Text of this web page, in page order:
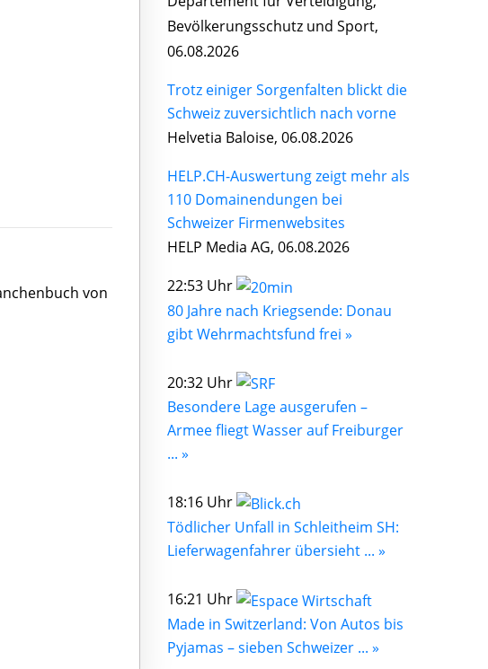
von
Bevölkerungsschutz und Sport,
06.08.2026
Trotz einiger Sorgenfalten blickt die
Schweiz zuversichtlich nach vorne
Helvetia Baloise, 06.08.2026
HELP.CH-Auswertung zeigt mehr als
110 Domainendungen bei
Schweizer Firmenwebsites
HELP Media AG, 06.08.2026
22:53 Uhr
80 Jahre nach Kriegsende: Donau
gibt Wehrmachtsfund frei »
20:32 Uhr
Besondere Lage ausgerufen –
Armee fliegt Wasser auf Freiburger
... »
18:16 Uhr
Tödlicher Unfall in Schleitheim SH:
Lieferwagenfahrer übersieht ... »
16:21 Uhr
Made in Switzerland: Von Autos bis
Pyjamas – sieben Schweizer ... »